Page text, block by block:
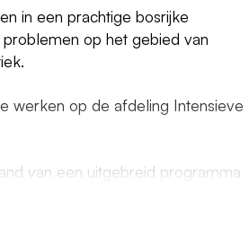
in een prachtige bosrijke
op het gebied van
werken op de afdeling Intensieve
van een uitgebreid programma